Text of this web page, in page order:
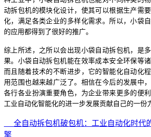
动拆包机的模块化设计，使其可以根据生产需
化，满足各类企业的多样化需求。所以，小袋
的应用都得到了很好的推广。
综上所述，之所以会出现小袋自动拆包机，是
果。小袋自动拆包机能在效率成本安全环保等
而且随着技术的不断进步，它的智能化自动化
用范围也越来越广泛了。相信在今后的发展中
各行各业扮演重要角色，为企业带来更多的便
工业自动化智能化的进一步发展贡献自己的一份
全自动拆包机破包机：工业自动化时代
擎